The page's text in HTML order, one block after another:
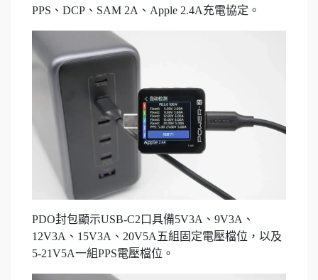
PPS、DCP、SAM 2A、Apple 2.4A充電協定。
PDO封包顯示USB-C2口具備5V3A、9V3A、
12V3A、15V3A、20V5A五組固定電壓檔位，以及
5-21V5A一組PPS電壓檔位。